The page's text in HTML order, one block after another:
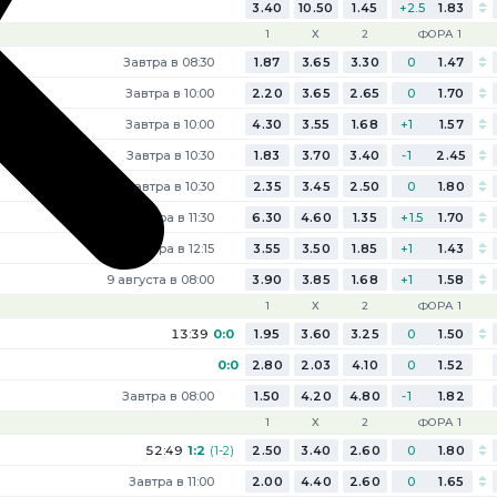
3.40 10.50 1.45 +2.5 1.83
1 Х 2 ФОРА 1
Завтра в 08:30 1.87 3.65 3.30 0 1.47
Завтра в 10:00 2.20 3.65 2.65 0 1.70
Завтра в 10:00 4.30 3.55 1.68 +1 1.57
Завтра в 10:30 1.83 3.70 3.40 -1 2.45
Завтра в 10:30 2.35 3.45 2.50 0 1.80
Завтра в 11:30 6.30 4.60 1.35 +1.5 1.70
Завтра в 12:15 3.55 3.50 1.85 +1 1.43
9 августа в 08:00 3.90 3.85 1.68 +1 1.58
1 Х 2 ФОРА 1
13:39 0:0 1.95 3.60 3.25 0 1.50
0:0 2.80 2.03 4.10 0 1.52
Завтра в 08:00 1.50 4.20 4.80 -1 1.82
1 Х 2 ФОРА 1
52:49 1:2 (1-2)
(1-2) 2.50 3.40 2.60 0 1.80
Завтра в 11:00 2.00 4.40 2.60 0 1.65